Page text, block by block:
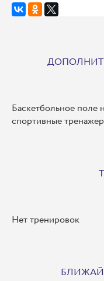
Баскетбольное поле
спортивные
Нет тренировок